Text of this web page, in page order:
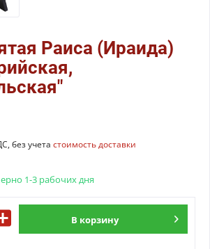
Раиса (Ираида)
без учета стоимость доставки
1-3 рабочих дня
В корзину